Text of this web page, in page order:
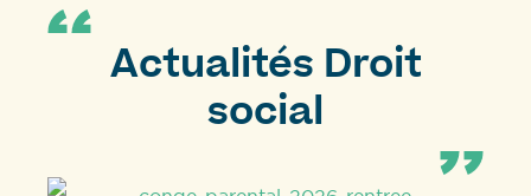
Actualités Droit
social